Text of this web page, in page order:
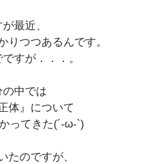
最近、
りつつあるんです。
すが．．．。
の中では
体』について
ってきた(´-ω-`)
たのですが、